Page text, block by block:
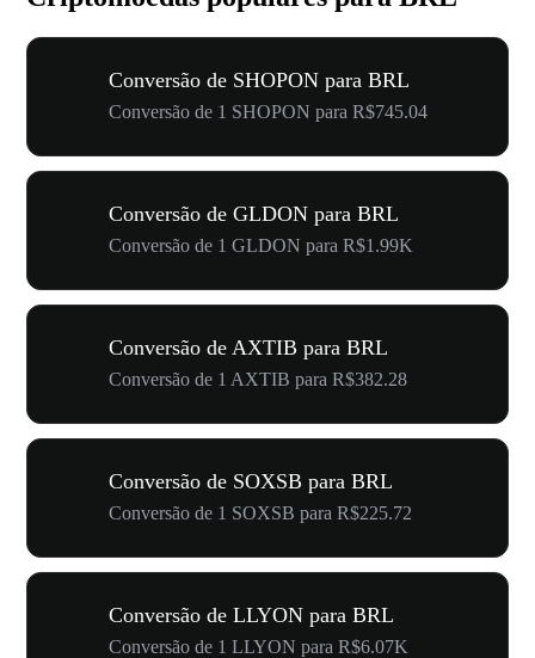
Conversão de SHOPON para BRL
Conversão de 1 SHOPON para R$745.04
Conversão de GLDON para BRL
Conversão de 1 GLDON para R$1.99K
Conversão de AXTIB para BRL
Conversão de 1 AXTIB para R$382.28
Conversão de SOXSB para BRL
Conversão de 1 SOXSB para R$225.72
Conversão de LLYON para BRL
Conversão de 1 LLYON para R$6.07K